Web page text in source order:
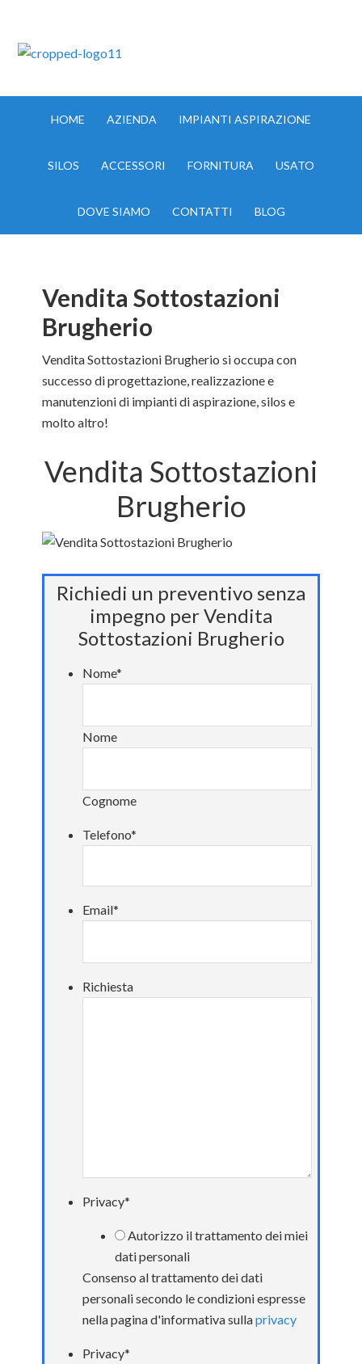
HOME AZIENDA IMPIANTI ASPIRAZIONE
SILOS ACCESSORI FORNITURA USATO
DOVE SIAMO CONTATTI BLOG
Vendita Sottostazioni
Brugherio
Vendita Sottostazioni Brugherio si occupa con
successo di progettazione, realizzazione e
manutenzioni di impianti di aspirazione, silos e
molto altro!
Vendita Sottostazioni
Brugherio
Richiedi un preventivo senza
impegno per Vendita
Sottostazioni Brugherio
Nome*
Nome
Cognome
Telefono*
Email*
Richiesta
Privacy*
Autorizzo il trattamento dei miei
dati personali
Consenso al trattamento dei dati
personali secondo le condizioni espresse
nella pagina d'informativa sullaprivacy
Privacy*